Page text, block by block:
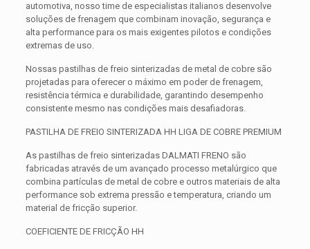
automotiva, nosso time de especialistas italianos desenvolve
soluções de frenagem que combinam inovação, segurança e
alta performance para os mais exigentes pilotos e condições
extremas de uso.
Nossas pastilhas de freio sinterizadas de metal de cobre são
projetadas para oferecer o máximo em poder de frenagem,
resistência térmica e durabilidade, garantindo desempenho
consistente mesmo nas condições mais desafiadoras.
PASTILHA DE FREIO SINTERIZADA HH LIGA DE COBRE PREMIUM
As pastilhas de freio sinterizadas DALMATI FRENO são
fabricadas através de um avançado processo metalúrgico que
combina partículas de metal de cobre e outros materiais de alta
performance sob extrema pressão e temperatura, criando um
material de fricção superior.
COEFICIENTE DE FRICÇÃO HH